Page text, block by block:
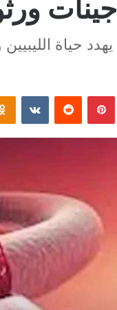
جينات
حياة
بينتيريست